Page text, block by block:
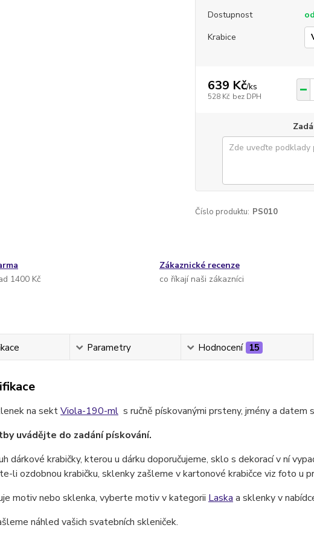
Dostupnost
Krabice
639 Kč/ks
528 Kč bez DPH
Číslo produktu: PS010
1400 Kč
Zákaznické recenze
co říkají naši zákazníci
Parametry Hodnocení 15
na sektViola-190-mls ručně pískovanými prsteny, jmény a datem
uvádějte do zadání pískování.
dárkové krabičky, kterou u dárku doporučujeme, sklo s dekorací v ní
li ozdobnou krabičku, sklenky zašleme v kartonové krabičce viz foto u
motiv nebo sklenka, vyberte motiv v kategorii Laska a sklenky v
náhled vašich svatebních skleniček.